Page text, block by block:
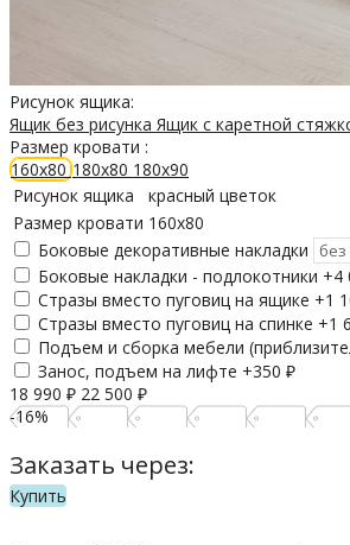
Рисунок ящика:
Ящик без рисунка Ящик с каретной
Размер кровати :
160х80180х80 180х90
Рисунок ящика
красный цветок
Размер кровати 160х80
Боковые декоративные накладки
Боковые накладки - подлокотники +4
Стразы вместо пуговиц на ящике +1
Стразы вместо пуговиц на спинке +1
Подъем и сборка мебели
Занос, подъем на лифте +350 ₽
18 990 ₽ 22 500 ₽
-16%
Заказать через:
Купить